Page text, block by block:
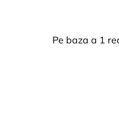
Pe baza a 1